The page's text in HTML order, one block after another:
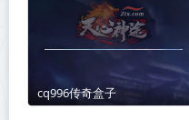
cq996传奇盒子